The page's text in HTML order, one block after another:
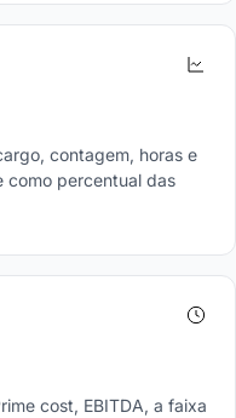
contagem, horas e
como percentual das
cost, EBITDA, a faixa